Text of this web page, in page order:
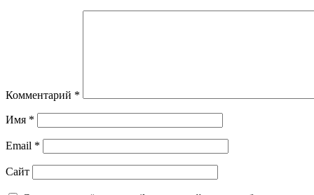
Комментарий *
Имя *
Email *
Сайт